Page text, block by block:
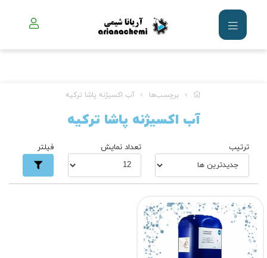
برچسب‌ها آب اکسیژنه پاشا ترکیه
آب اکسیژنه پاشا ترکیه
ترتیب تعداد نمایش فیلتر